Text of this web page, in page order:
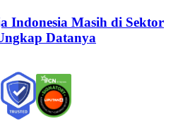
Indonesia Masih di Sektor
Datanya